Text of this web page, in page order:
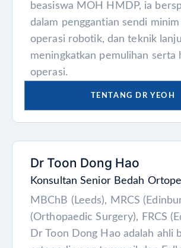
beasiswa MOH HMDP, ia
dalam penggantian sendi
operasi robotik, dan teknik
meningkatkan pemulihan serta
operasi.
TENTANG DR YEOH
Dr Toon Dong Hao
Konsultan Senior Bedah
MBChB (Leeds), MRCS
(Orthopaedic Surgery), FRCS
Dr Toon Dong Hao adalah ahli